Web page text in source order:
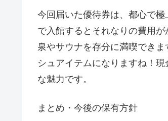
今回届いた優待券は、都心で
で入館するとそれなりの費用
泉やサウナを存分に満喫でき
シュアイテムになりますね！
な魅力です。
まとめ・今後の保有方針